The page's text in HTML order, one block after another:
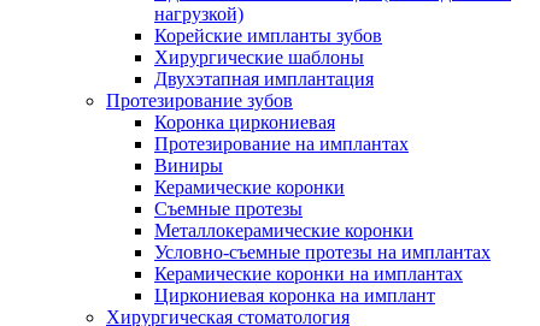
нагрузкой)
Корейские импланты зубов
Хирургические шаблоны
Двухэтапная имплантация
Протезирование зубов
Коронка циркониевая
Протезирование на имплантах
Виниры
Керамические коронки
Съемные протезы
Металлокерамические коронки
Условно-съемные протезы на имплантах
Керамические коронки на имплантах
Циркониевая коронка на имплант
Хирургическая стоматология